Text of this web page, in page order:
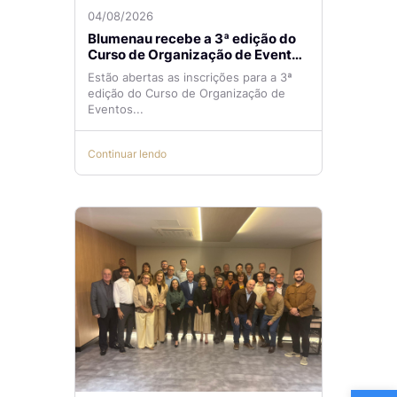
04/08/2026
Blumenau recebe a 3ª edição do
Curso de Organização de Eventos
Lilian Ribeiro
Estão abertas as inscrições para a 3ª
edição do Curso de Organização de
Eventos...
Continuar lendo